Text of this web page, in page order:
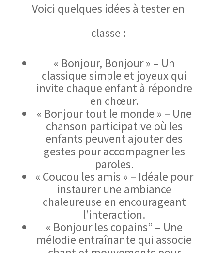
Voici quelques idées à tester en
classe :
« Bonjour, Bonjour » – Un
classique simple et joyeux qui
invite chaque enfant à répondre
en chœur.
« Bonjour tout le monde » – Une
chanson participative où les
enfants peuvent ajouter des
gestes pour accompagner les
paroles.
« Coucou les amis » – Idéale pour
instaurer une ambiance
chaleureuse en encourageant
l’interaction.
« Bonjour les copains” – Une
mélodie entraînante qui associe